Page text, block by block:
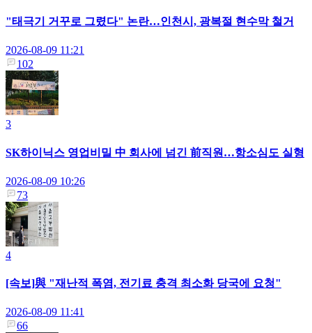
"태극기 거꾸로 그렸다" 논란…인천시, 광복절 현수막 철거
2026-08-09 11:21
102
3
SK하이닉스 영업비밀 中 회사에 넘긴 前직원…항소심도 실형
2026-08-09 10:26
73
4
[속보]與 "재난적 폭염, 전기료 충격 최소화 당국에 요청"
2026-08-09 11:41
66